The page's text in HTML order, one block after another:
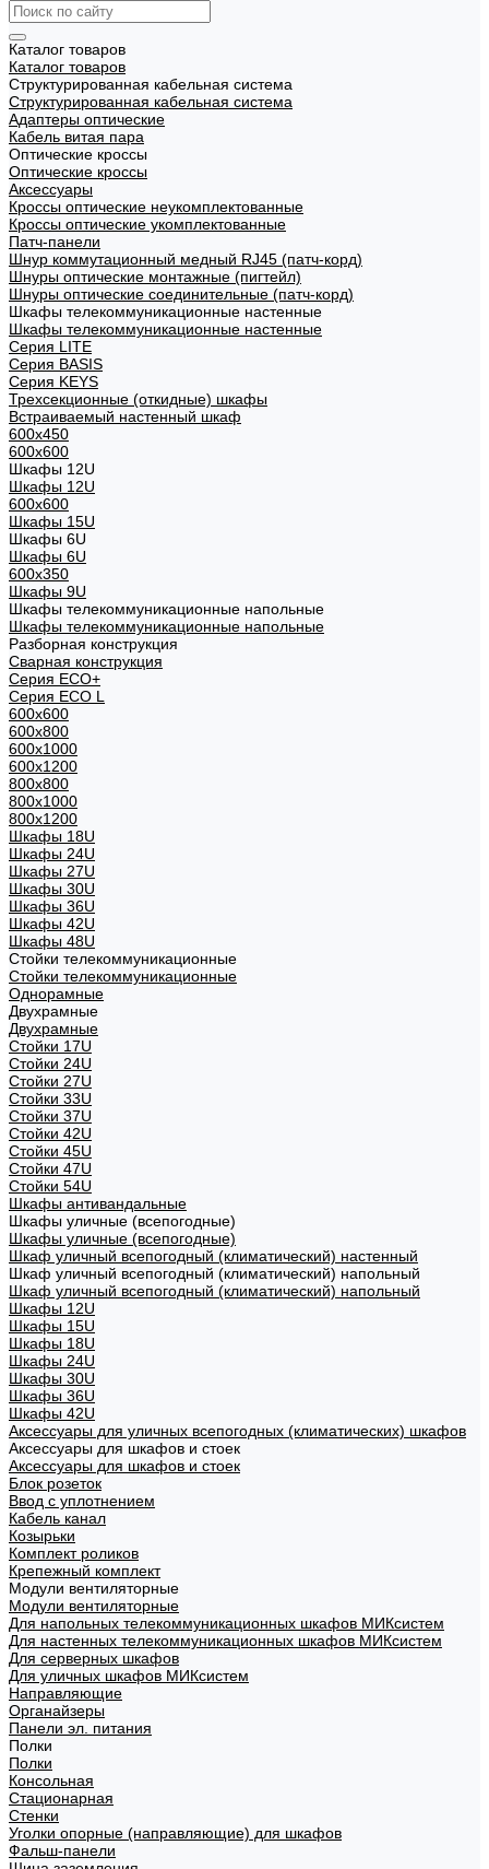
Каталог товаров
Каталог товаров
Структурированная кабельная система
Структурированная кабельная система
Адаптеры оптические
Кабель витая пара
Оптические кроссы
Оптические кроссы
Аксессуары
Кроссы оптические неукомплектованные
Кроссы оптические укомплектованные
Патч-панели
Шнур коммутационный медный RJ45 (патч-корд)
Шнуры оптические монтажные (пигтейл)
Шнуры оптические соединительные (патч-корд)
Шкафы телекоммуникационные настенные
Шкафы телекоммуникационные настенные
Cерия LITE
Cерия BASIS
Cерия KEYS
Трехсекционные (откидные) шкафы
Встраиваемый настенный шкаф
600x450
600x600
Шкафы 12U
Шкафы 12U
600x600
Шкафы 15U
Шкафы 6U
Шкафы 6U
600x350
Шкафы 9U
Шкафы телекоммуникационные напольные
Шкафы телекоммуникационные напольные
Разборная конструкция
Сварная конструкция
Серия ECO+
Серия ECO L
600x600
600x800
600х1000
600х1200
800x800
800х1000
800х1200
Шкафы 18U
Шкафы 24U
Шкафы 27U
Шкафы 30U
Шкафы 36U
Шкафы 42U
Шкафы 48U
Стойки телекоммуникационные
Стойки телекоммуникационные
Однорамные
Двухрамные
Двухрамные
Стойки 17U
Стойки 24U
Стойки 27U
Стойки 33U
Стойки 37U
Стойки 42U
Стойки 45U
Стойки 47U
Стойки 54U
Шкафы антивандальные
Шкафы уличные (всепогодные)
Шкафы уличные (всепогодные)
Шкаф уличный всепогодный (климатический) настенный
Шкаф уличный всепогодный (климатический) напольный
Шкаф уличный всепогодный (климатический) напольный
Шкафы 12U
Шкафы 15U
Шкафы 18U
Шкафы 24U
Шкафы 30U
Шкафы 36U
Шкафы 42U
Аксессуары для уличных всепогодных (климатических) шкафов
Аксессуары для шкафов и стоек
Аксессуары для шкафов и стоек
Блок розеток
Ввод с уплотнением
Кабель канал
Козырьки
Комплект роликов
Крепежный комплект
Модули вентиляторные
Модули вентиляторные
Для напольных телекоммуникационных шкафов МИКсистем
Для настенных телекоммуникационных шкафов МИКсистем
Для серверных шкафов
Для уличных шкафов МИКсистем
Направляющие
Органайзеры
Панели эл. питания
Полки
Полки
Консольная
Стационарная
Стенки
Уголки опорные (направляющие) для шкафов
Фальш-панели